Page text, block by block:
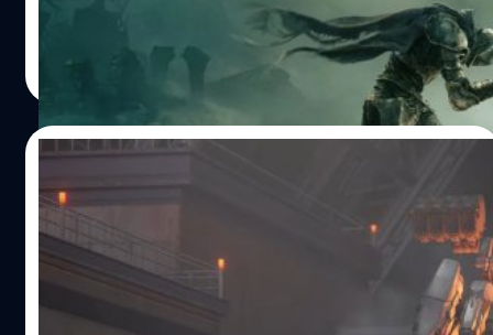
วงศกร ปฐมชัยวัฒน์| 1100 days ago
27/07/2023
หลุดภาพปกหลัง Armored Core VI เผยว่า
เกมมีระบบ Multiplayer
หลุดภาพปกหลัง Armored Core VI เผยว่าเกมมีระบบ
Multiplayer